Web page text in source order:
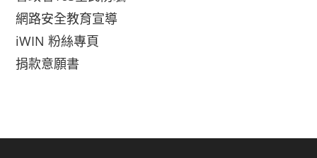
網路安全教育宣導
iWIN 粉絲專頁
捐款意願書